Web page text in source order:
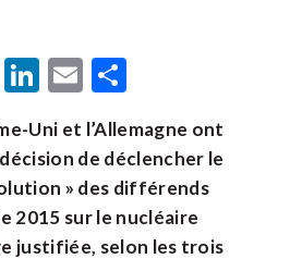
Telegram
LinkedIn
Email
Uni et l’Allemagne ont
de déclencher le
» des différends
2015 sur le nucléaire
justifiée, selon les trois